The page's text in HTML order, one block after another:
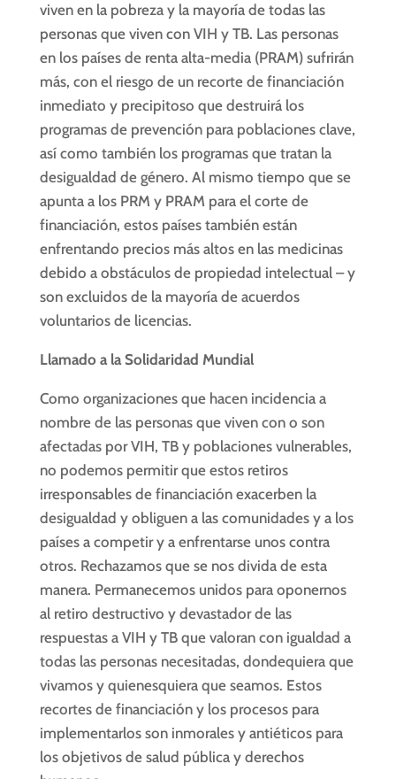
viven en la pobreza y la mayoría de todas las
personas que viven con VIH y TB. Las personas
en los países de renta alta-media (PRAM) sufrirán
más, con el riesgo de un recorte de financiación
inmediato y precipitoso que destruirá los
programas de prevención para poblaciones clave,
así como también los programas que tratan la
desigualdad de género. Al mismo tiempo que se
apunta a los PRM y PRAM para el corte de
financiación, estos países también están
enfrentando precios más altos en las medicinas
debido a obstáculos de propiedad intelectual – y
son excluidos de la mayoría de acuerdos
voluntarios de licencias.
Llamado a la Solidaridad Mundial
Como organizaciones que hacen incidencia a
nombre de las personas que viven con o son
afectadas por VIH, TB y poblaciones vulnerables,
no podemos permitir que estos retiros
irresponsables de financiación exacerben la
desigualdad y obliguen a las comunidades y a los
países a competir y a enfrentarse unos contra
otros. Rechazamos que se nos divida de esta
manera. Permanecemos unidos para oponernos
al retiro destructivo y devastador de las
respuestas a VIH y TB que valoran con igualdad a
todas las personas necesitadas, dondequiera que
vivamos y quienesquiera que seamos. Estos
recortes de financiación y los procesos para
implementarlos son inmorales y antiéticos para
los objetivos de salud pública y derechos